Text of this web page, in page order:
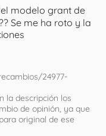
modelo grant de
Se me ha roto y la
24977-
la descripción los
de opinión, ya que
original de ese